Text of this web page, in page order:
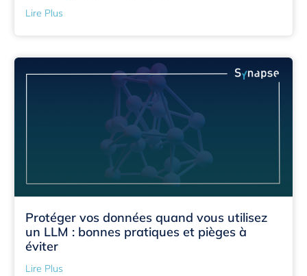
Lire Plus
Protéger vos données quand vous utilisez
un LLM : bonnes pratiques et pièges à
éviter
Lire Plus